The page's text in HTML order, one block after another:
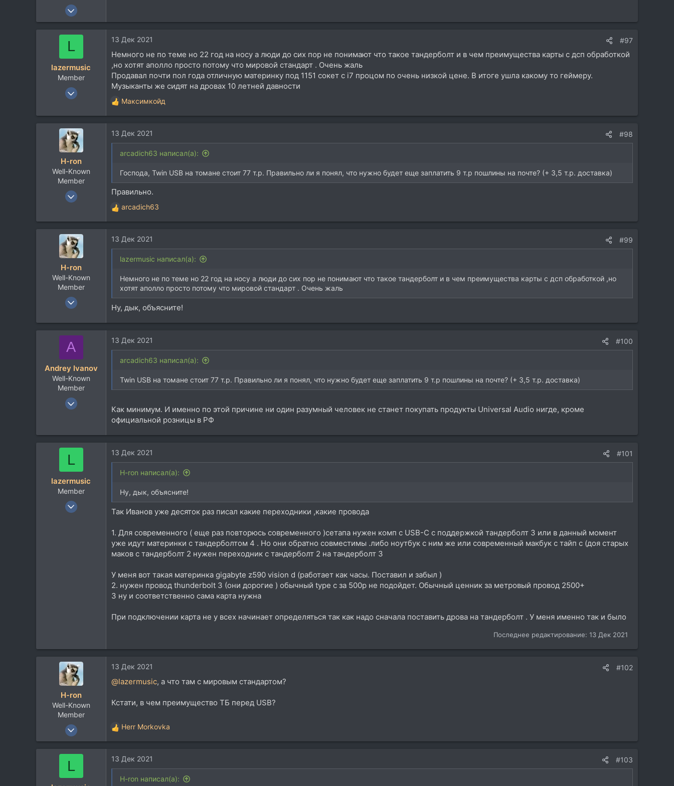
20 Июн 2013
самара
L
lazermusic
Member
15 Сен 2014
30
13 Дек 2021 #97
Немного не по теме но 22 год на носу а люди до сих пор не понимают что такое тандерболт и в чем преимущества карты с дсп обработкой
,но хотят аполло просто потому что мировой стандарт . Очень жаль
Продавал почти пол года отличную материнку под 1151 сокет с i7 процом по очень низкой цене. В итоге ушла какому то геймеру.
Музыканты же сидят на дровах 10 летней давности
Р
е
к
ц
Максимкойд
H-ron
Well-Known
Member
13 Апр 2011
113
Москва
13 Дек 2021 #98
arcadich63 написал(а):
Господа, Twin USB на томане стоит 77 т.р. Правильно ли я понял, что нужно будет еще заплатить 9 т.р пошлины на почте? (+ 3,5 т.р. доставка)
Правильно.
Р
е
к
ц
arcadich63
H-ron
Well-Known
Member
13 Апр 2011
5.822
13 Дек 2021 #99
lazermusic написал(а):
Немного не по теме но 22 год на носу а люди до сих пор не понимают что такое тандерболт и в чем преимущества карты с дсп обработкой ,но
хотят аполло просто потому что мировой стандарт . Очень жаль
Ну, дык, объясните!
A
Andrey Ivanov
Well-Known
Member
7 Июл 2006
13 Дек 2021 #100
arcadich63 написал(а):
Twin USB на томане стоит 77 т.р. Правильно ли я понял, что нужно будет еще заплатить 9 т.р пошлины на почте? (+ 3,5 т.р. доставка)
Как минимум. И именно по этой причине ни один разумный человек не станет покупать продукты Universal Audio нигде, кроме
официальной розницы в РФ
L
lazermusic
Member
15 Сен 2014
13 Дек 2021 #101
H-ron написал(а):
Ну, дык, объясните!
Так Иванов уже десяток раз писал какие переходники ,какие провода
1. Для современного ( еще раз повторюсь современного )сетапа нужен комп с USB-C с поддержкой тандерболт 3 или в данный момент
уже идут материнки с тандерболтом 4 . Но они обратно совместимы .либо ноутбук с ним же или современный макбук с тайп с (доя старых
маков с тандерболт 2 нужен переходник с тандерболт 2 на тандерболт 3
У меня вот такая материнка gigabyte z590 vision d (работает как часы. Поставил и забыл )
2. нужен провод thunderbolt 3 (они дорогие ) обычный type c за 500р не подойдет. Обычный ценник за метровый провод 2500+
3 ну и соответственно сама карта нужна
При подключении карта не у всех начинает определяться так как надо сначала поставить дрова на тандерболт . У меня именно так и было
Последнее редактирование: 13 Дек 2021
H-ron
Well-Known
Member
13 Апр 2011
7.767
5.822
13 Дек 2021 #102
@lazermusic, а что там с мировым стандартом?
Кстати, в чем преимущество ТБ перед USB?
Р
е
к
ц
Herr Morkovka
L 13 Дек 2021 #103
H-ron написал(а):